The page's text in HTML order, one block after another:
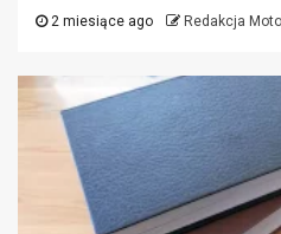
2 miesiące ago Redakcja